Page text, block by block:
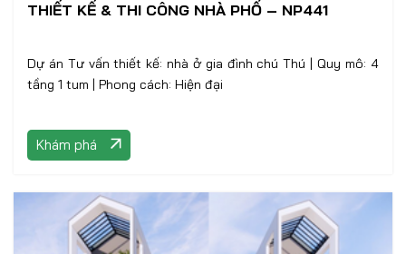
THIẾT KẾ & THI CÔNG NHÀ PHỐ – NP441
Dự án Tư vấn thiết kế: nhà ở gia đình chú Thú | Quy mô: 4
tầng 1 tum | Phong cách: Hiện đại
Khám phá